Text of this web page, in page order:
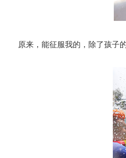
原来，能征服我的，除了孩子